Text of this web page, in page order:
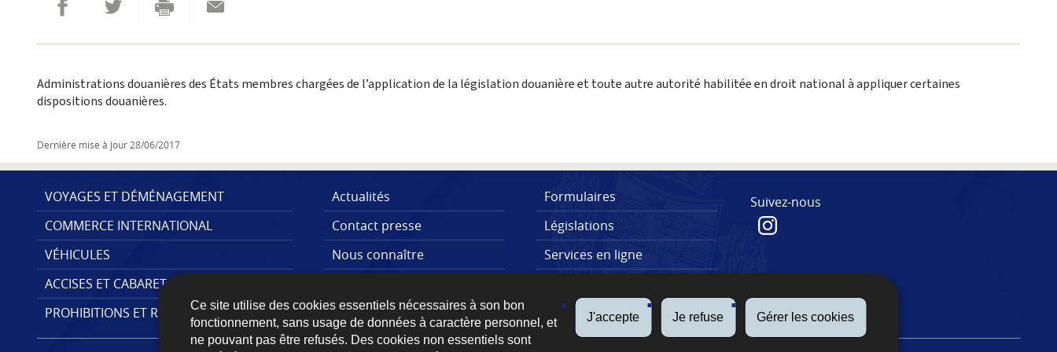
Ce site utilise des cookies essentiels nécessaires à son bon
fonctionnement, sans usage de données à caractère personnel, et
ne pouvant pas être refusés. Des cookies non essentiels sont
J'accepte Je refuse Gérer les cookies
Administrations douanières des États membres chargées de l’application de la législation douanière et toute autre autorité habilitée en droit national à appliquer certaines
dispositions douanières.
Dernière mise à jour28/06/2017
MENU
DE
NAVIGATION
VOYAGES ET DÉMÉNAGEMENT
COMMERCE INTERNATIONAL
VÉHICULES
ACCISES ET CABARETAGE
PROHIBITIONS ET RESTRICTIONS
Actualités
Contact presse
Nous connaître
Formulaires
Législations
Services en ligne
Suivez-nous